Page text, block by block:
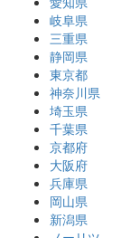
岐阜県
三重県
静岡県
東京都
神奈川県
埼玉県
千葉県
京都府
大阪府
兵庫県
岡山県
新潟県